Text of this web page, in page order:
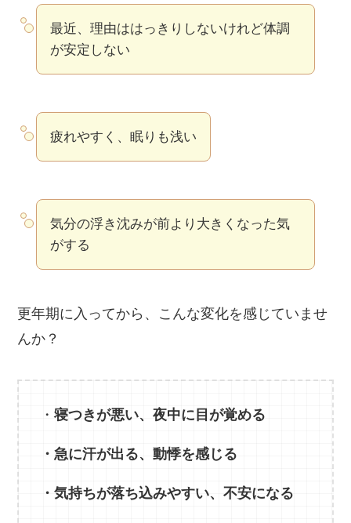
最近、理由ははっきりしないけれど体調
が安定しない
疲れやすく、眠りも浅い
気分の浮き沈みが前より大きくなった気
がする
更年期に入ってから、こんな変化を感じていませ
んか？
・寝つきが悪い、夜中に目が覚める
・急に汗が出る、動悸を感じる
・気持ちが落ち込みやすい、不安になる